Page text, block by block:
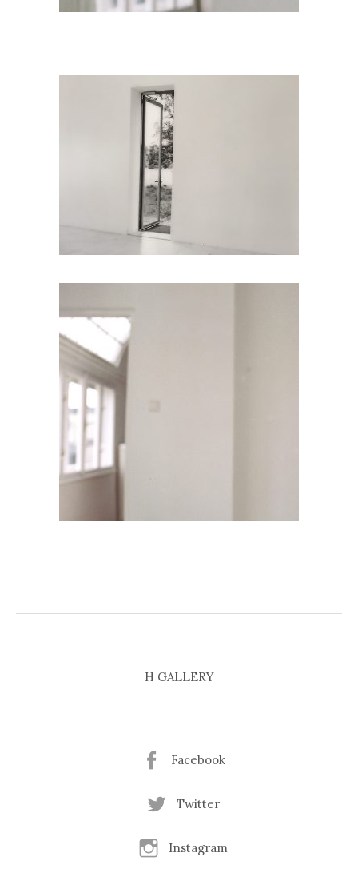
H GALLERY
Facebook
Twitter
Instagram